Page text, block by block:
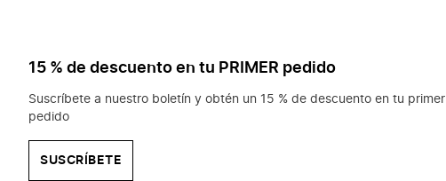
15 % de descuento en tu PRIMER pedido
Suscríbete a nuestro boletín y obtén un 15 % de descuento en tu primer
pedido
SUSCRÍBETE